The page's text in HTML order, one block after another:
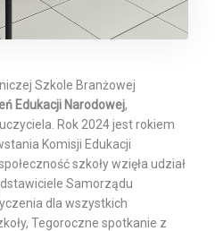
Szkole Branżowej
Edukacji Narodowej,
Rok 2024 jest rokiem
Komisji Edukacji
szkoły wzięła udział
Samorządu
dla wszystkich
Tegoroczne spotkanie z